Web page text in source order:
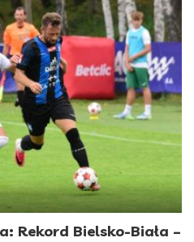
Rekord Bielsko-Biała –